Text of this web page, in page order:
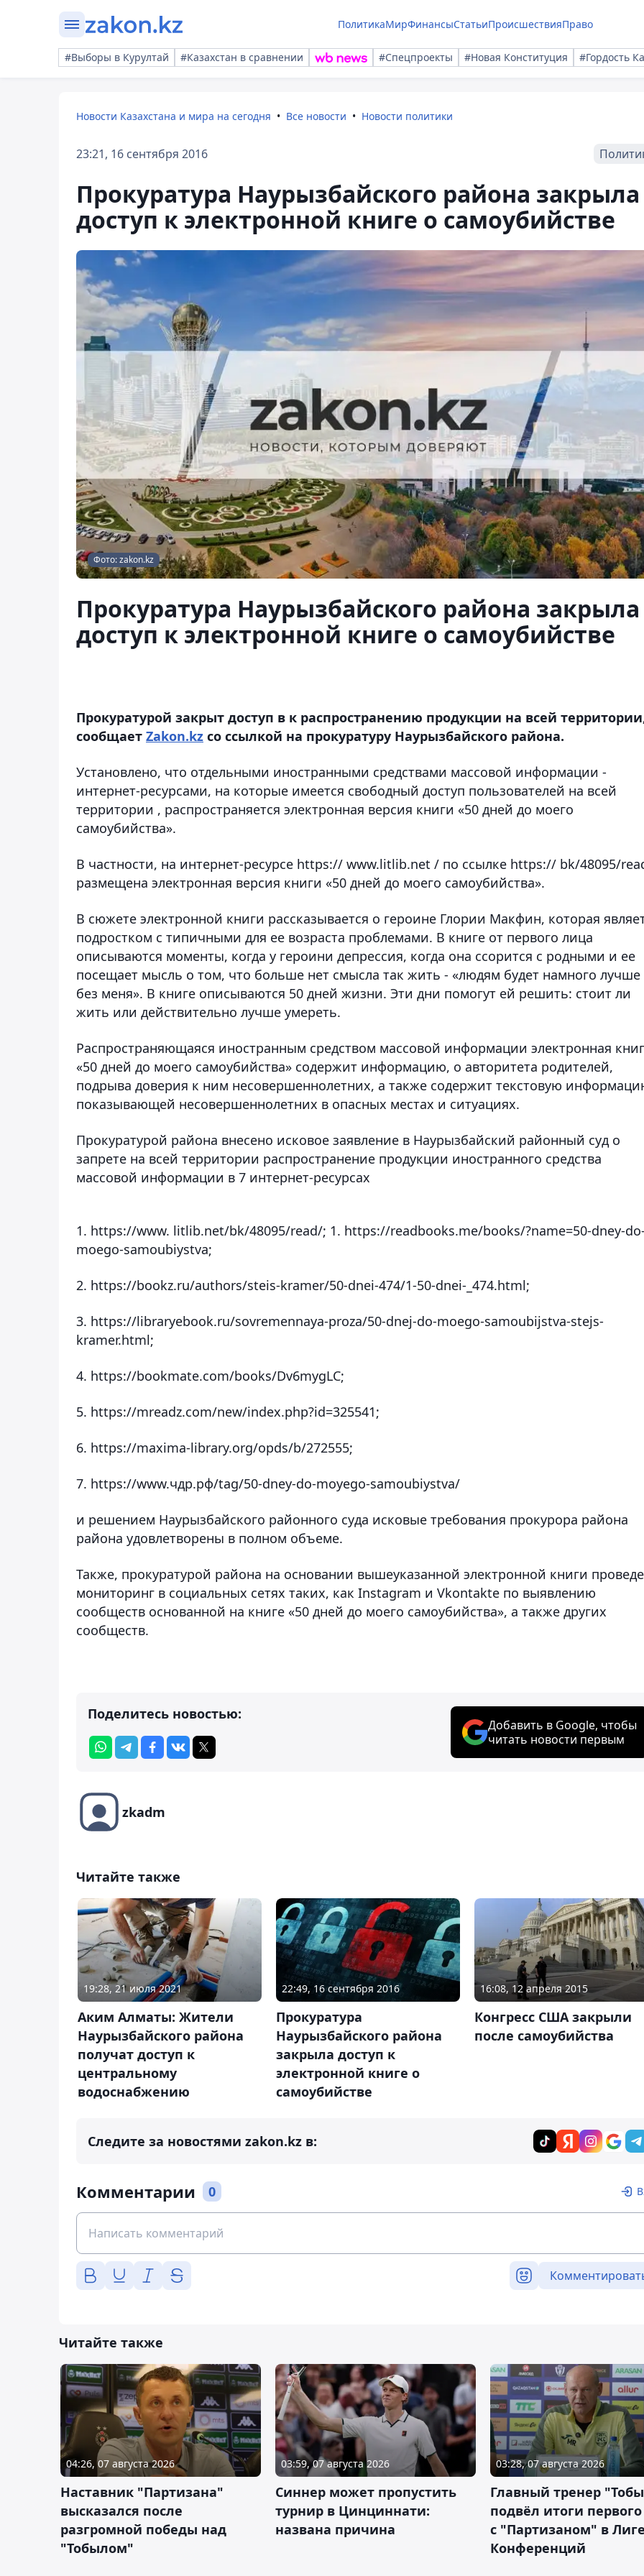
ПолитикаМирФинансыСтатьиПроисшествияПраво
#Выборы в Курултай #Казахстан в сравнении #Спецпроекты #Новая Конституция #Гордость
Новости Казахстана и мира на сегодня Все новости Новости политики
23:21, 16 сентября 2016
Прокуратура Наурызбайского района закрыла
доступ к электронной книге о самоубийстве
Фото: zakon.kz
Прокуратура Наурызбайского района закрыла
доступ к электронной книге о самоубийстве
Прокуратурой закрыт доступ в к распространению продукции на всей
сообщает Zakon.kz со ссылкой на прокуратуру Наурызбайского района.
Установлено, что отдельными иностранными средствами массовой информации -
интернет-ресурсами, на которые имеется свободный доступ пользователей на всей
территории , распространяется электронная версия книги «50 дней до моего
самоубийства».
В частности, на интернет-ресурсе https:// www.litlib.net / по ссылке https:// bk/48095/
размещена электронная версия книги «50 дней до моего самоубийства».
В сюжете электронной книги рассказывается о героине Глории Макфин, которая
подростком с типичными для ее возраста проблемами. В книге от первого лица
описываются моменты, когда у героини депрессия, когда она ссорится с родными и ее
посещает мысль о том, что больше нет смысла так жить - «людям будет намного лучше
без меня». В книге описываются 50 дней жизни. Эти дни помогут ей решить: стоит ли
жить или действительно лучше умереть.
Распространяющаяся иностранным средством массовой информации электронная
«50 дней до моего самоубийства» содержит информацию, о авторитета родителей,
подрыва доверия к ним несовершеннолетних, а также содержит текстовую
показывающей несовершеннолетних в опасных местах и ситуациях.
Прокуратурой района внесено исковое заявление в Наурызбайский районный суд о
запрете на всей территории распространение продукции иностранного средства
массовой информации в 7 интернет-ресурсах
1. https://www. litlib.net/bk/48095/read/; 1. https://readbooks.me/books/?name=50-dney-
moego-samoubiystva;
2. https://bookz.ru/authors/steis-kramer/50-dnei-474/1-50-dnei-_474.html;
3. https://libraryebook.ru/sovremennaya-proza/50-dnej-do-moego-samoubijstva-stejs-
kramer.html;
4. https://bookmate.com/books/Dv6mygLC;
5. https://mreadz.com/new/index.php?id=325541;
6. https://maxima-library.org/opds/b/272555;
7. https://www.чдр.рф/tag/50-dney-do-moyego-samoubiystva/
и решением Наурызбайского районного суда исковые требования прокурора района
района удовлетворены в полном объеме.
Также, прокуратурой района на основании вышеуказанной электронной книги
мониторинг в социальных сетях таких, как Instagram и Vkontakte по выявлению
сообществ основанной на книге «50 дней до моего самоубийства», а также других
сообществ.
Поделитесь новостью:
Добавить в Google, чтобы
читать новости первым
zkadm
Читайте также
19:28, 21 июля 2021
Аким Алматы: Жители
Наурызбайского района
получат доступ к
центральному
водоснабжению
22:49, 16 сентября 2016
Прокуратура
Наурызбайского района
закрыла доступ к
электронной книге о
самоубийстве
16:08, 12 апреля 2015
Конгресс США закрыли
после самоубийства
Следите за новостями zakon.kz в:
Комментарии 0
Читайте также
04:26, 07 августа 2026
Наставник "Партизана"
высказался после
разгромной победы над
"Тобылом"
03:59, 07 августа 2026
Синнер может пропустить
турнир в Цинциннати:
названа причина
03:28, 07 августа 2026
Главный тренер
подвёл итоги
с "Партизаном" в
Конференций